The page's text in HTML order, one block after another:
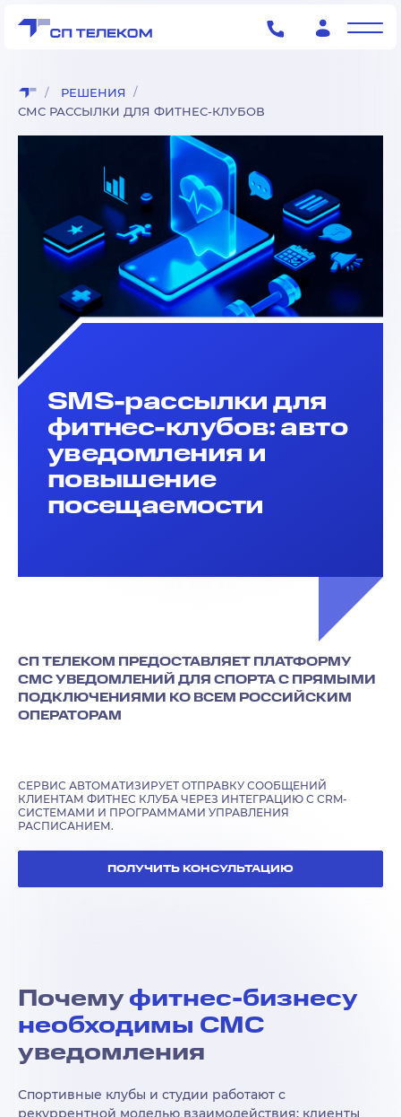
РЕШЕНИЯ
СМС РАССЫЛКИ ДЛЯ ФИТНЕС-КЛУБОВ
SMS-рассылки для
фитнес-клубов: авто
уведомления и
повышение
посещаемости
СП ТЕЛЕКОМ ПРЕДОСТАВЛЯЕТ ПЛАТФОРМУ
СМС УВЕДОМЛЕНИЙ ДЛЯ СПОРТА С ПРЯМЫМИ
ПОДКЛЮЧЕНИЯМИ КО ВСЕМ РОССИЙСКИМ
ОПЕРАТОРАМ
СЕРВИС АВТОМАТИЗИРУЕТ ОТПРАВКУ СООБЩЕНИЙ
КЛИЕНТАМ ФИТНЕС КЛУБА ЧЕРЕЗ ИНТЕГРАЦИЮ С CRM-
СИСТЕМАМИ И ПРОГРАММАМИ УПРАВЛЕНИЯ
РАСПИСАНИЕМ.
ПОЛУЧИТЬ КОНСУЛЬТАЦИЮ
Почемуфитнес-бизнесу
необходимы СМС
уведомления
Спортивные клубы и студии работают с
рекуррентной моделью взаимодействия: клиенты